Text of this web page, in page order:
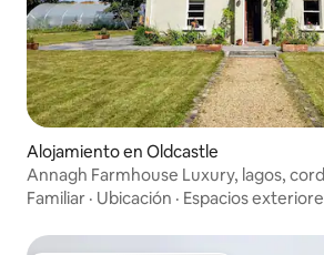
Alojamiento en Oldcastle
Annagh Farmhouse Luxury, lagos,
Familiar · Ubicación · Espacios